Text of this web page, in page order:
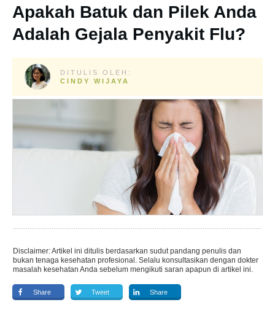
Apakah Batuk dan Pilek Anda
Adalah Gejala Penyakit Flu?
DITULIS OLEH:
CINDY WIJAYA
Disclaimer: Artikel ini ditulis berdasarkan sudut pandang penulis dan
bukan tenaga kesehatan profesional. Selalu konsultasikan dengan dokter
masalah kesehatan Anda sebelum mengikuti saran apapun di artikel ini.
Share Tweet Share